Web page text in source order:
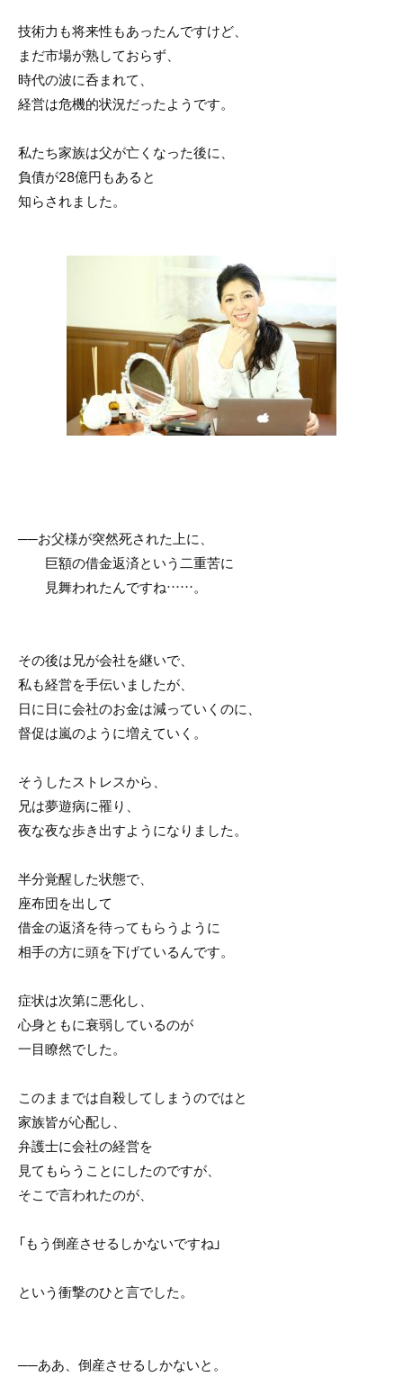
技術力も将来性もあったんですけど、
まだ市場が熟しておらず、
時代の波に呑まれて、
経営は危機的状況だったようです。
私たち家族は父が亡くなった後に、
負債が28億円もあると
知らされました。
──お父様が突然死された上に、
巨額の借金返済という二重苦に
見舞われたんですね……。
その後は兄が会社を継いで、
私も経営を手伝いましたが、
日に日に会社のお金は減っていくのに、
督促は嵐のように増えていく。
そうしたストレスから、
兄は夢遊病に罹り、
夜な夜な歩き出すようになりました。
半分覚醒した状態で、
座布団を出して
借金の返済を待ってもらうように
相手の方に頭を下げているんです。
症状は次第に悪化し、
心身ともに衰弱しているのが
一目瞭然でした。
このままでは自殺してしまうのではと
家族皆が心配し、
弁護士に会社の経営を
見てもらうことにしたのですが、
そこで言われたのが、
「もう倒産させるしかないですね」
という衝撃のひと言でした。
──ああ、倒産させるしかないと。